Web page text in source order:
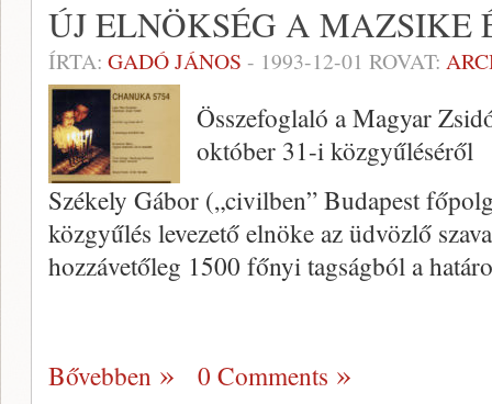
ÚJ ELNÖKSÉG A MAZSIKE
ÍRTA: GADÓ JÁNOS - 1993-12-01 ROVAT:
Összefoglaló a Magyar
október 31-i közgyűléséről
Székely Gábor („civilben” Budapest
közgyűlés levezető elnöke az üdvözlő
hozzávetőleg 1500 főnyi tagságból a
Bővebben 0 Comments